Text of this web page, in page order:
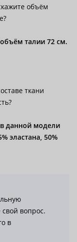
объём
талии 72 см.
ткани
данной модели
эластана, 50%
вопрос.
в